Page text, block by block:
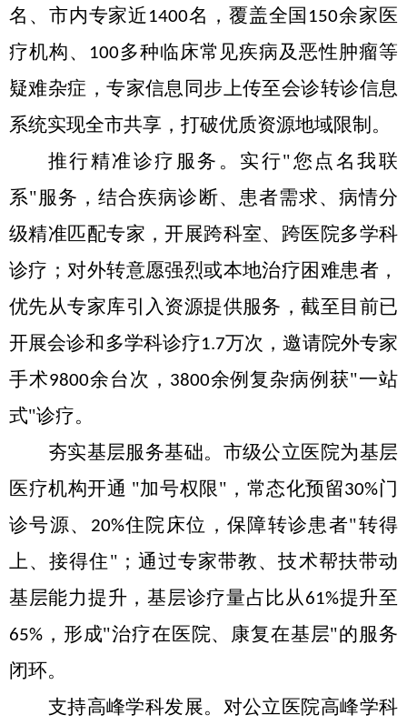
名、市内专家近1400名，覆盖全国 150余家医
疗机构、
100多种临床常见疾病及恶性肿瘤等
疑难杂症，专家信息同步上传至会诊转诊信息
系统实现全市共享，打破优质资源地域限制。
推行精准诊疗服务。 实行"您 点名我联
系"服务，结合疾病诊断、患者需求、病情分
级精准匹配专家，开展跨科室、跨医院多学科
诊疗；对外转意愿强烈或本地治疗困难患者，
优先从专家库引入资源提供服务，截至目前已
开展会诊和多学科诊疗1.7万次，邀请院外专家
手术9800余台次， 3800余例复杂病例获"一站
式"诊疗。
夯实基层服务基础。 市级公立医院为基层
医疗机构开通 "加号权限"，常态化预留30%门
诊号源、
20%住院床位，保障转诊患者"转得
上、接得住" ； 通过专家带教、技术帮扶带动
基层能力提升，基层诊疗量占比从61%提升至
65% ，形成"治疗在医院、康复在基层"的服务
闭环。
支持高峰学科发展。 对公立医院高峰学科